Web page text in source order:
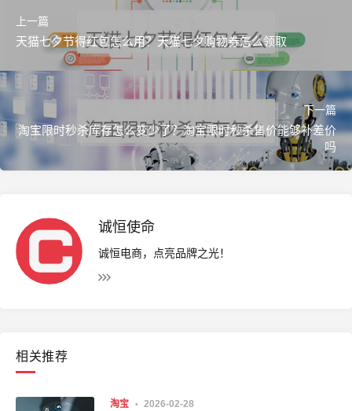
上一篇
天猫七夕节得红包怎么用？天猫七夕购物券怎么领取
下一篇
淘宝限时秒杀库存怎么变少了？淘宝限时秒杀售价能够补差价
吗
诚恒使命
诚恒电商，点亮品牌之光！
相关推荐
淘宝 2026-02-28